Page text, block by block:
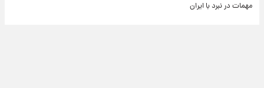
مهمات در نبرد با ایران